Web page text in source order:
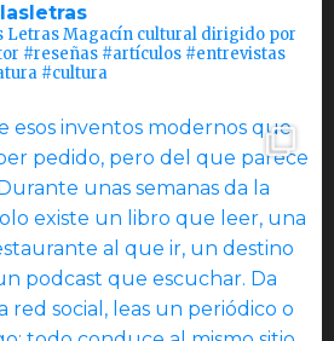
Letras Magacín cultural dirigido por
#reseñas #artículos #entrevistas
#cultura